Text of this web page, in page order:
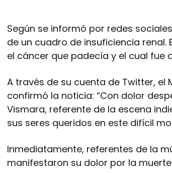
Según se informó por redes
de un cuadro de insuficiencia
el cáncer que padecía y el cual fue
A través de su cuenta de Twitter, el
confirmó la noticia: “Con dolor
Vismara, referente de la escena
sus seres queridos en este difícil
Inmediatamente, referentes de la
manifestaron su dolor por la